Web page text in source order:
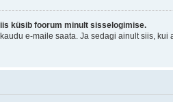
küsib foorum minult sisselogimise.
e-maile saata. Ja sedagi ainult siis, kui